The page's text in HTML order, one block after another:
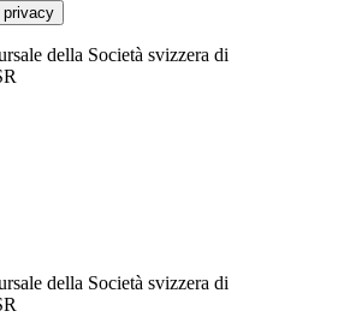
privacy
della Società svizzera di
della Società svizzera di